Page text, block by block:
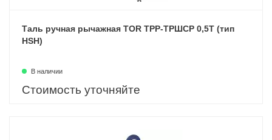
Таль ручная рычажная TOR ТРР-ТРШСР 0,5Т (тип
HSH)
В наличии
Стоимость уточняйте